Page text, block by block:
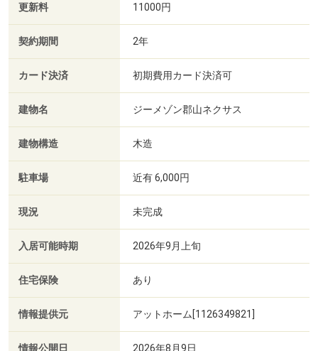
更新料 11000円
契約期間 2年
カード決済 初期費用カード決済可
建物名 ジーメゾン郡山ネクサス
建物構造 木造
駐車場 近有 6,000円
現況 未完成
入居可能時期 2026年9月上旬
住宅保険 あり
情報提供元 アットホーム[1126349821]
情報公開日 2026年8月9日